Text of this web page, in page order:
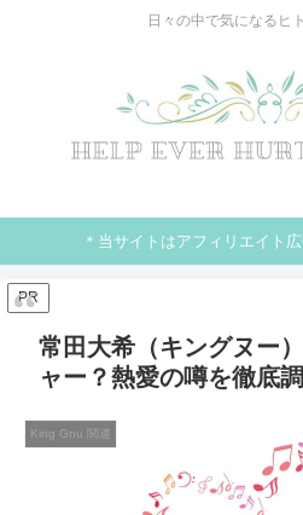
日々の中で気になるヒ
＊当サイトはアフィリエイト
PR
常田大希（キングヌー
ャー？熱愛の噂を徹底
King Gnu 関連